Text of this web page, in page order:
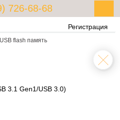
726-68-68
Регистрация
USB flash память
3.1 Gen1/USB 3.0)